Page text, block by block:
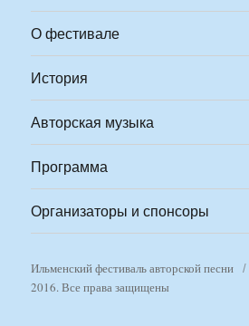
О фестивале
История
Авторская музыка
Программа
Организаторы и спонсоры
Ильменский фестиваль авторской песни
2016. Все права защищены